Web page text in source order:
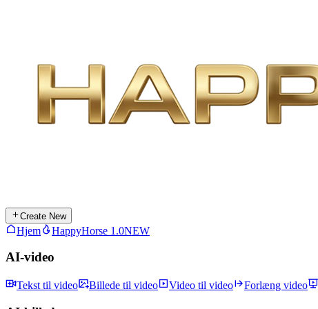
Create New
Hjem HappyHorse 1.0NEW
AI-video
Tekst til video Billede til video Video til video Forlæng video